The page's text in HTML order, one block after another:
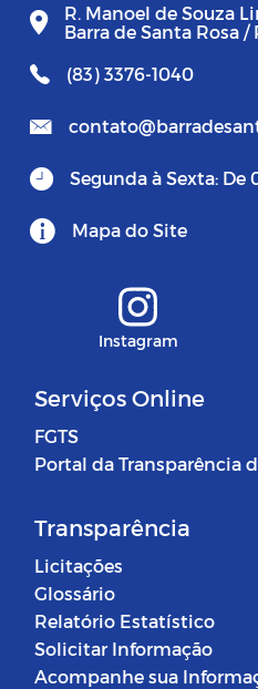
R. Manoel de Souza
Barra de Santa Rosa /
(83) 3376-1040
Segunda à Sexta: De
Mapa do Site
Instagram
Serviços Online
FGTS
Portal da Transparência
Transparência
Licitações
Glossário
Relatório Estatístico
Solicitar Informação
Acompanhe sua